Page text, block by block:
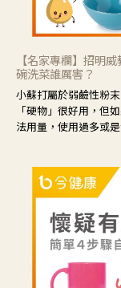
【名家專欄】招明
碗洗菜誰厲害？
小蘇打屬於弱鹼性粉
「硬物」很好用，但
法用量，使用過多或